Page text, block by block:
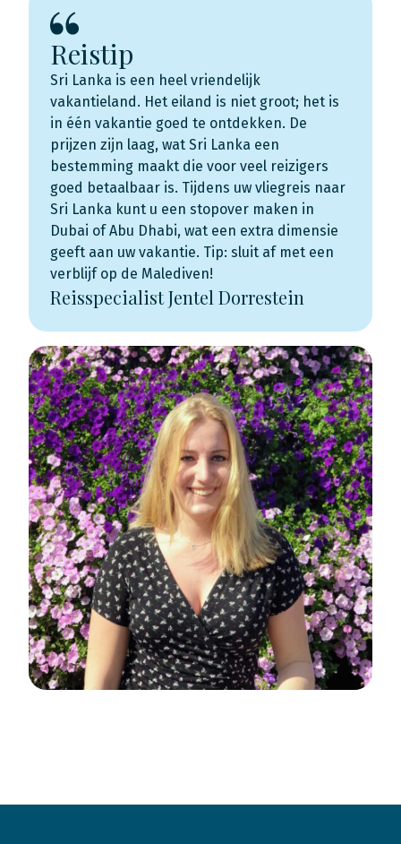
Reistip
Sri Lanka is een heel vriendelijk
vakantieland. Het eiland is niet groot; het is
in één vakantie goed te ontdekken. De
prijzen zijn laag, wat Sri Lanka een
bestemming maakt die voor veel reizigers
goed betaalbaar is. Tijdens uw vliegreis naar
Sri Lanka kunt u een stopover maken in
Dubai of Abu Dhabi, wat een extra dimensie
geeft aan uw vakantie. Tip: sluit af met een
verblijf op de Malediven!
Reisspecialist Jentel Dorrestein